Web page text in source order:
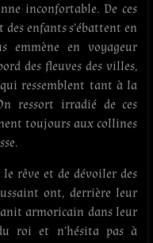
inconfortable. De ces
enfants s’ébattent en
emmène en voyageur
des fleuves des villes,
ressemblent tant à la
ressort irradié de ces
toujours aux collines
rêve et de dévoiler des
ont, derrière leur
armoricain dans leur
roi et n’hésita pas à